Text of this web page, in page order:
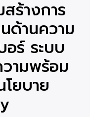
ร้างการ
ด้านความ
ร์ ระบบ
ามพร้อม
โยบาย